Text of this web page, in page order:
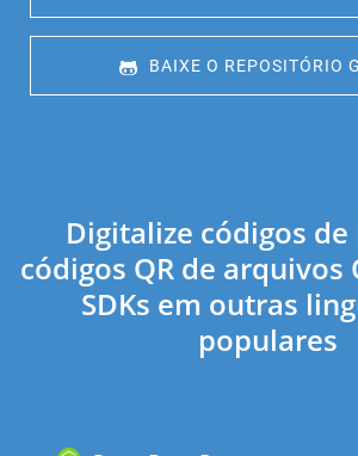
BAIXE O REPOSITÓRIO
Digitalize códigos de
códigos QR de arquivos
SDKs em outras
populares